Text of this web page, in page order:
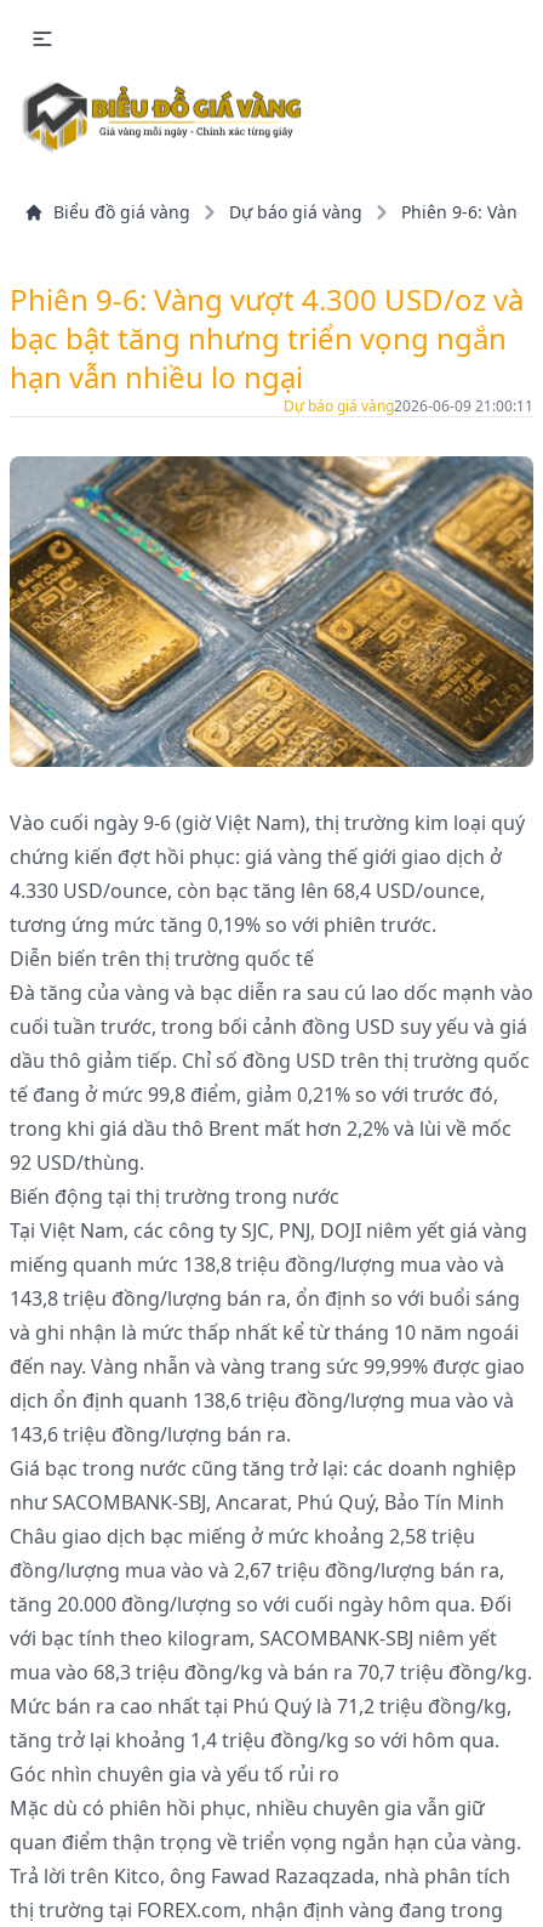
Biểu đồ giá vàng Dự báo giá vàng Phiên 9-6: Vàng
Phiên 9-6: Vàng vượt 4.300 USD/oz và
bạc bật tăng nhưng triển vọng ngắn
hạn vẫn nhiều lo ngại
Dự báo giá vàng2026-06-09 21:00:11
Vào cuối ngày 9-6 (giờ Việt Nam), thị trường kim loại quý
chứng kiến đợt hồi phục: giá vàng thế giới giao dịch ở
4.330 USD/ounce, còn bạc tăng lên 68,4 USD/ounce,
tương ứng mức tăng 0,19% so với phiên trước.
Diễn biến trên thị trường quốc tế
Đà tăng của vàng và bạc diễn ra sau cú lao dốc mạnh vào
cuối tuần trước, trong bối cảnh đồng USD suy yếu và giá
dầu thô giảm tiếp. Chỉ số đồng USD trên thị trường quốc
tế đang ở mức 99,8 điểm, giảm 0,21% so với trước đó,
trong khi giá dầu thô Brent mất hơn 2,2% và lùi về mốc
92 USD/thùng.
Biến động tại thị trường trong nước
Tại Việt Nam, các công ty SJC, PNJ, DOJI niêm yết giá vàng
miếng quanh mức 138,8 triệu đồng/lượng mua vào và
143,8 triệu đồng/lượng bán ra, ổn định so với buổi sáng
và ghi nhận là mức thấp nhất kể từ tháng 10 năm ngoái
đến nay. Vàng nhẫn và vàng trang sức 99,99% được giao
dịch ổn định quanh 138,6 triệu đồng/lượng mua vào và
143,6 triệu đồng/lượng bán ra.
Giá bạc trong nước cũng tăng trở lại: các doanh nghiệp
như SACOMBANK-SBJ, Ancarat, Phú Quý, Bảo Tín Minh
Châu giao dịch bạc miếng ở mức khoảng 2,58 triệu
đồng/lượng mua vào và 2,67 triệu đồng/lượng bán ra,
tăng 20.000 đồng/lượng so với cuối ngày hôm qua. Đối
với bạc tính theo kilogram, SACOMBANK-SBJ niêm yết
mua vào 68,3 triệu đồng/kg và bán ra 70,7 triệu đồng/kg.
Mức bán ra cao nhất tại Phú Quý là 71,2 triệu đồng/kg,
tăng trở lại khoảng 1,4 triệu đồng/kg so với hôm qua.
Góc nhìn chuyên gia và yếu tố rủi ro
Mặc dù có phiên hồi phục, nhiều chuyên gia vẫn giữ
quan điểm thận trọng về triển vọng ngắn hạn của vàng.
Trả lời trên Kitco, ông Fawad Razaqzada, nhà phân tích
thị trường tại FOREX.com, nhận định vàng đang trong